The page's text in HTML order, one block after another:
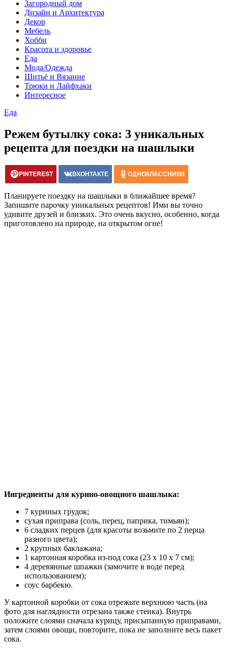
Загородный дом
Дизайн и Архитектура
Декор
Мебель
Хобби
Красота и здоровье
Еда
Мода/Одежда
Шитьё и Вязание
Трюки и Лайфхаки
Интересное
Еда
Режем бутылку сока: 3 уникальных
рецепта для поездки на шашлыки
PINTEREST ВКОНТАКТЕ ОДНОКЛАССНИКИ
Планируете поездку на шашлыки в ближайшее время?
Запишите парочку уникальных рецептов! Ими вы точно
удивите друзей и близких. Это очень вкусно, особенно, когда
приготовлено на природе, на открытом огне!
Ингредиенты для курино-овощного шашлыка:
7 куриных грудок;
сухая приправа (соль, перец, паприка, тимьян);
6 сладких перцев (для красоты возьмите по 2 перца
разного цвета);
2 крупных баклажана;
1 картонная коробка из-под сока (23 x 10 x 7 см);
4 деревянные шпажки (замочите в воде перед
использованием);
соус барбекю.
У картонной коробки от сока отрежьте верхнюю часть (на
фото для наглядности отрезана также стенка). Внутрь
положите слоями сначала курицу, присыпанную приправами,
затем слоями овощи, повторите, пока не заполните весь пакет
сока.